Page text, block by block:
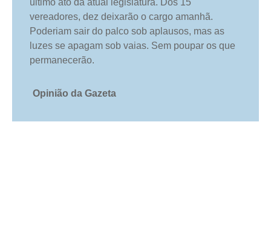
último ato da atual legislatura. Dos 15
vereadores, dez deixarão o cargo amanhã.
Poderiam sair do palco sob aplausos, mas as
luzes se apagam sob vaias. Sem poupar os que
permanecerão.
Opinião da Gazeta